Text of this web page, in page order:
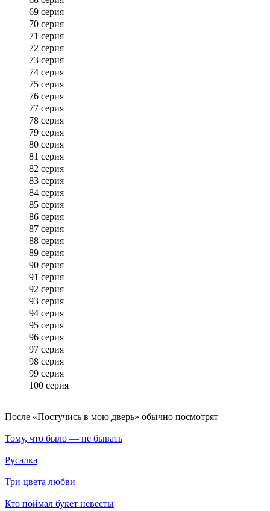
69 серия
70 серия
71 серия
72 серия
73 серия
74 серия
75 серия
76 серия
77 серия
78 серия
79 серия
80 серия
81 серия
82 серия
83 серия
84 серия
85 серия
86 серия
87 серия
88 серия
89 серия
90 серия
91 серия
92 серия
93 серия
94 серия
95 серия
96 серия
97 серия
98 серия
99 серия
100 серия
По­сле «Постучись в мою дверь» обыч­но по­смот­рят
Тому, что было — не бывать
Русалка
Три цвета любви
Кто поймал букет невесты